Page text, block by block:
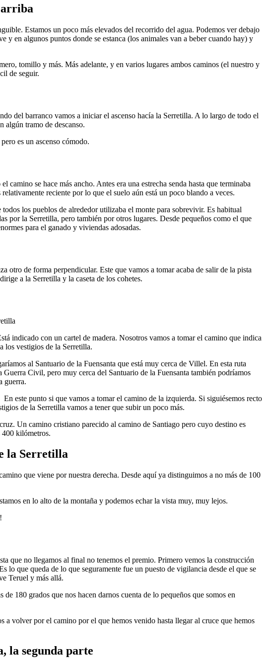
arriba
Estamos un poco más elevados del recorrido del agua. Podemos ver debajo
y en algunos puntos donde se estanca (los animales van a beber cuando hay) y
tomillo y más. Más adelante, y en varios lugares ambos caminos (el nuestro y
de seguir.
del barranco vamos a iniciar el ascenso hacía la Serretilla. A lo largo de todo el
algún tramo de descanso.
es un ascenso cómodo.
camino se hace más ancho. Antes era una estrecha senda hasta que terminaba
reciente por lo que el suelo aún está un poco blando a veces.
los pueblos de alrededor utilizaba el monte para sobrevivir. Es habitual
por la Serretilla, pero también por otros lugares. Desde pequeños como el que
para el ganado y viviendas adosadas.
otro de forma perpendicular. Este que vamos a tomar acaba de salir de la pista
a la Serretilla y la caseta de los cohetes.
indicado con un cartel de madera. Nosotros vamos a tomar el camino que indica
los vestigios de la Serretilla.
al Santuario de la Fuensanta que está muy cerca de Villel. En esta ruta
Civil, pero muy cerca del Santuario de la Fuensanta también podríamos
guerra.
este punto si que vamos a tomar el camino de la izquierda. Si siguiésemos recto
de la Serretilla vamos a tener que subir un poco más.
Un camino cristiano parecido al camino de Santiago pero cuyo destino es
kilómetros.
la Serretilla
que viene por nuestra derecha. Desde aquí ya distinguimos a no más de 100
en lo alto de la montaña y podemos echar la vista muy, muy lejos.
!
que no llegamos al final no tenemos el premio. Primero vemos la construcción
lo que queda de lo que seguramente fue un puesto de vigilancia desde el que se
Teruel y más allá.
180 grados que nos hacen darnos cuenta de lo pequeños que somos en
a volver por el camino por el que hemos venido hasta llegar al cruce que hemos
la segunda parte